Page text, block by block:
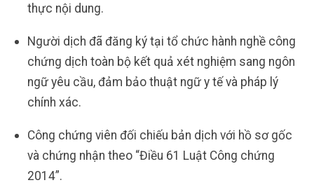
thực nội dung.
Người dịch đã đăng ký tại tổ chức hành nghề công
chứng dịch toàn bộ kết quả xét nghiệm sang ngôn
ngữ yêu cầu, đảm bảo thuật ngữ y tế và pháp lý
chính xác.
Công chứng viên đối chiếu bản dịch với hồ sơ gốc
và chứng nhận theo “Điều 61 Luật Công chứng
2014”.